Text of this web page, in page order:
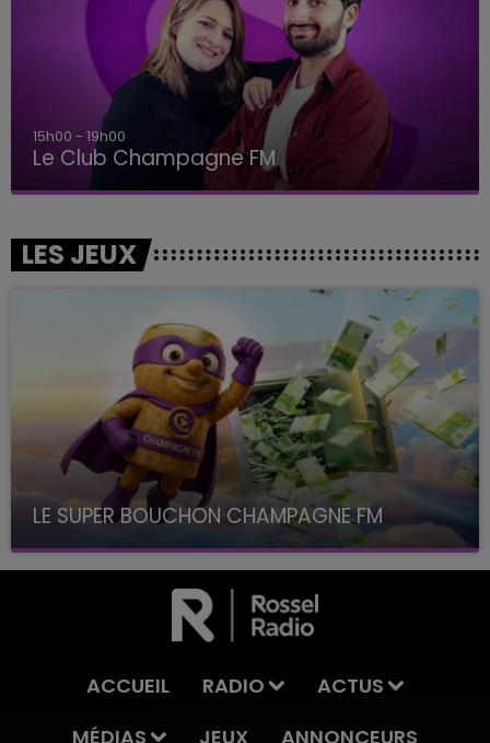
15h00 - 19h00
Le Club Champagne FM
LES JEUX
LE SUPER BOUCHON CHAMPAGNE FM
avec La Famille Champagne FM, à 8H10
ACCUEIL RADIO
ACTUS
MÉDIAS
JEUX ANNONCEURS